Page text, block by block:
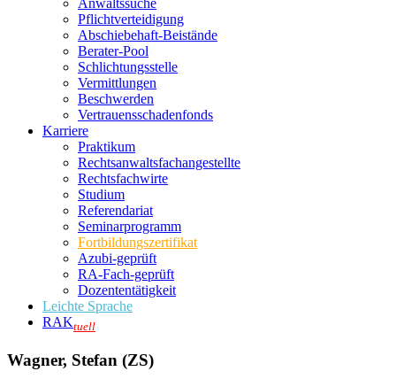
Anwaltssuche
Pflichtverteidigung
Abschiebehaft-Beistände
Berater-Pool
Schlichtungsstelle
Vermittlungen
Beschwerden
Vertrauensschadenfonds
Karriere
Praktikum
Rechtsanwalts­fachangestellte
Rechtsfachwirte
Studium
Referendariat
Seminarprogramm
Fortbildungszertifikat
Azubi-geprüft
RA-Fach-geprüft
Dozententätigkeit
Leichte Sprache
RAKtuell
Wagner, Stefan (ZS)